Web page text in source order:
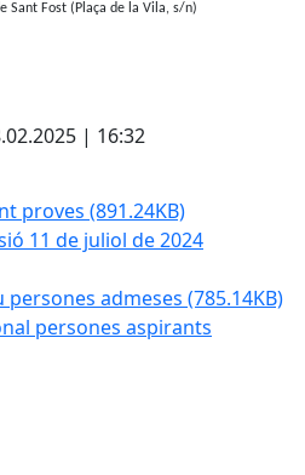
Sant Fost (Plaça de la Vila, s/n)
| 16:32
proves (891.24KB)
11 de juliol de 2024
admeses (785.14KB)
persones aspirants